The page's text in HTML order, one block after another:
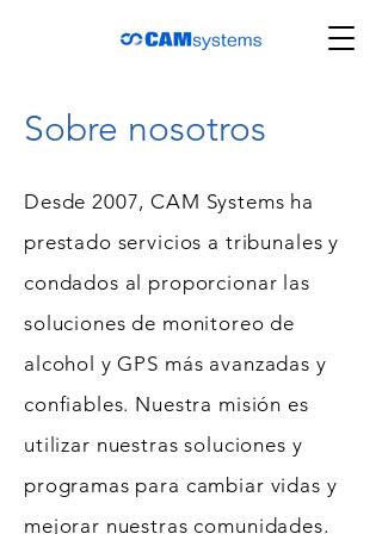
Sobre nosotros
Desde 2007, CAM Systems ha
prestado servicios a tribunales y
condados al proporcionar las
soluciones de monitoreo de
alcohol y GPS más avanzadas y
confiables. Nuestra misión es
utilizar nuestras soluciones y
programas para cambiar vidas y
mejorar nuestras comunidades.